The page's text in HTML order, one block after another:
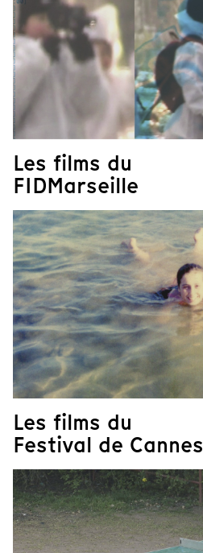
Les films du
FIDMarseille
Les films du
Festival de Cannes